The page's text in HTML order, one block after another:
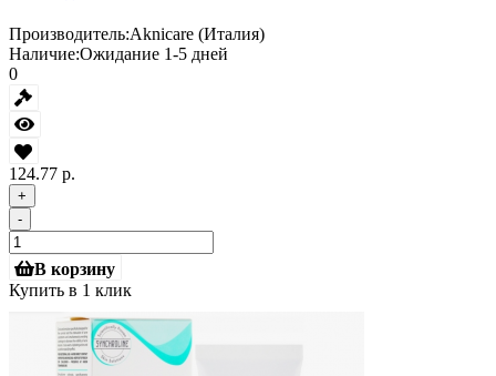
Производитель:Aknicare (Италия)
Наличие:Ожидание 1-5 дней
0
124.77 р.
+
-
В корзину
Купить в 1 клик